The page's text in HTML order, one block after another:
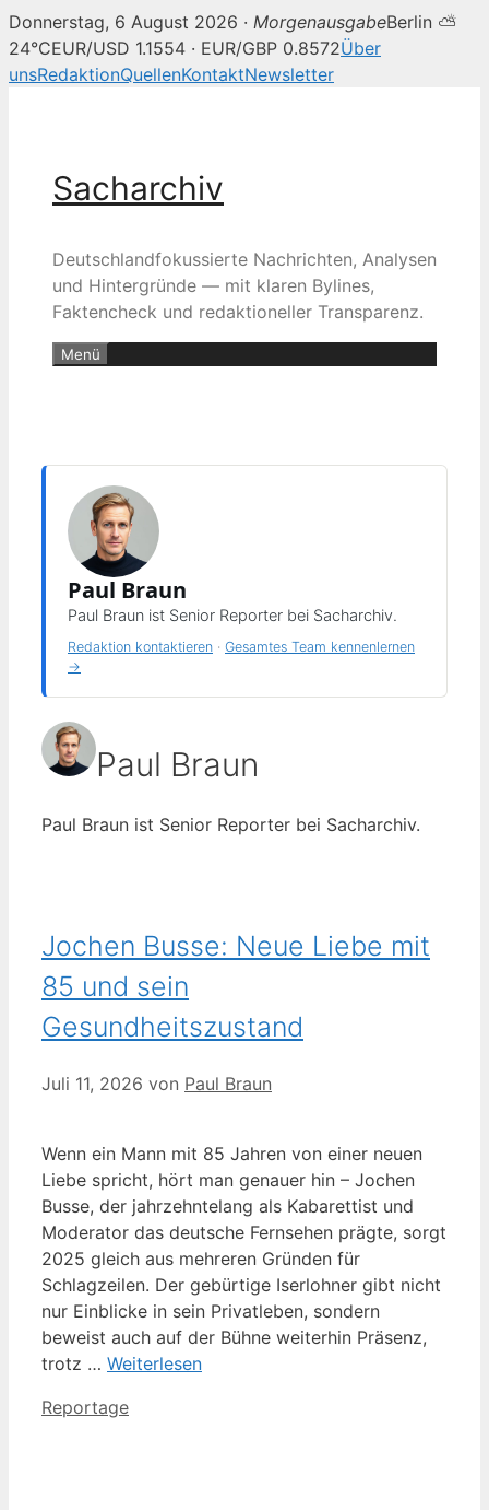
Donnerstag, 6 August 2026 · MorgenausgabeBerlin ⛅
24°CEUR/USD 1.1554 · EUR/GBP 0.8572Über
unsRedaktionQuellenKontaktNewsletter
Sacharchiv
Deutschlandfokussierte Nachrichten, Analysen
und Hintergründe — mit klaren Bylines,
Faktencheck und redaktioneller Transparenz.
Menü
Paul Braun
Paul Braun ist Senior Reporter bei Sacharchiv.
Redaktion kontaktieren · Gesamtes Team kennenlernen
→
Paul Braun
Paul Braun ist Senior Reporter bei Sacharchiv.
Jochen Busse: Neue Liebe mit
85 und sein
Gesundheitszustand
Juli 11, 2026 von Paul Braun
Wenn ein Mann mit 85 Jahren von einer neuen
Liebe spricht, hört man genauer hin – Jochen
Busse, der jahrzehntelang als Kabarettist und
Moderator das deutsche Fernsehen prägte, sorgt
2025 gleich aus mehreren Gründen für
Schlagzeilen. Der gebürtige Iserlohner gibt nicht
nur Einblicke in sein Privatleben, sondern
beweist auch auf der Bühne weiterhin Präsenz,
trotz … Weiterlesen
Kategorien
Reportage